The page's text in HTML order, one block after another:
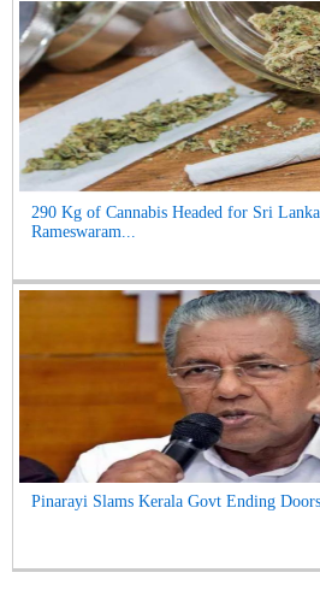
290 Kg of Cannabis Headed for Sri
Rameswaram...
Pinarayi Slams Kerala Govt Ending